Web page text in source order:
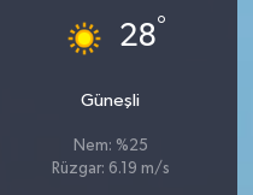
28°
Güneşli
Nem: %25
Rüzgar: 6.19 m/s